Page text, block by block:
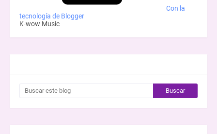
Con la
tecnología de Blogger
K-wow Music